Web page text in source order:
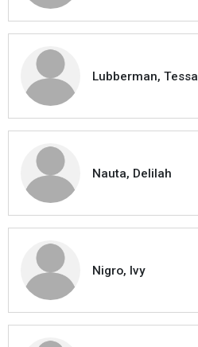
Lubberman, Tessa
Nauta, Delilah
Nigro, Ivy